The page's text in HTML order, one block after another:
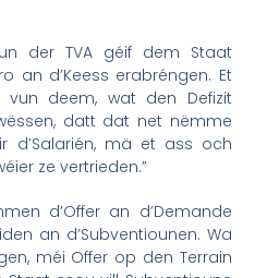
der TVA géif dem Staat
an d’Keess erabréngen. Et
deem, wat den Defizit
datt dat net nëmme
d’Salarién, mä et ass och
ze vertrieden.”
d’Offer an d’Demande
an d’Subventiounen. Wa
méi Offer op den Terrain